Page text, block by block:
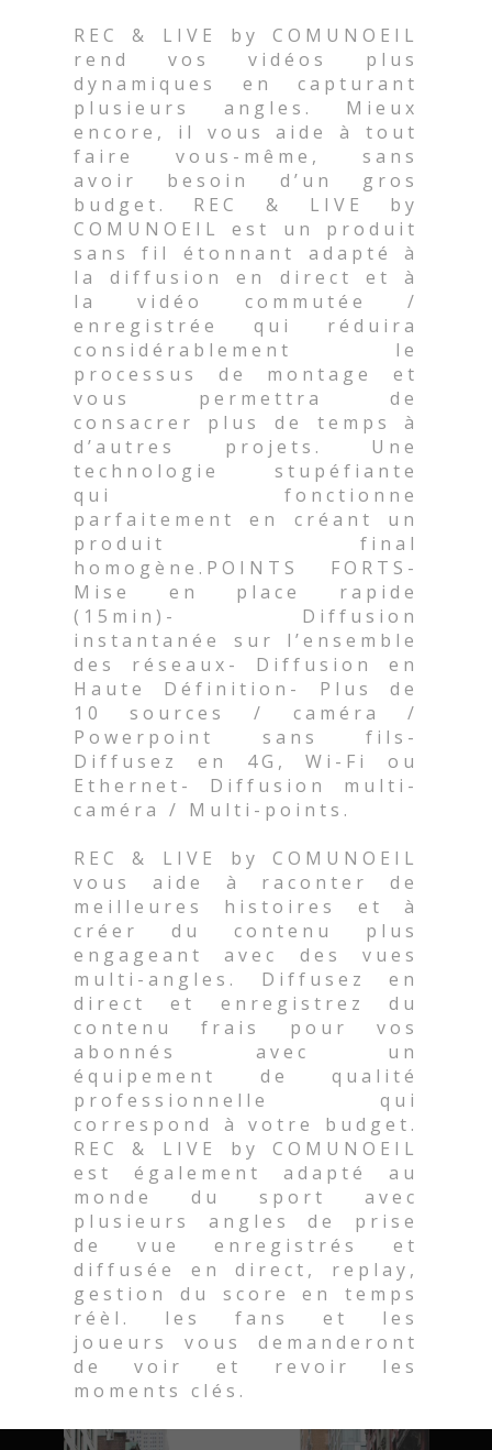
REC & LIVE by COMUNOEIL
rend vos vidéos plus
dynamiques en capturant
plusieurs angles. Mieux
encore, il vous aide à tout
faire vous-même, sans
avoir besoin d’un gros
budget. REC & LIVE by
COMUNOEIL est un produit
sans fil étonnant adapté à
la diffusion en direct et à
la vidéo commutée /
enregistrée qui réduira
considérablement le
processus de montage et
vous permettra de
consacrer plus de temps à
d’autres projets. Une
technologie stupéfiante
qui fonctionne
parfaitement en créant un
produit final
homogène.POINTS FORTS-
Mise en place rapide
(15min)- Diffusion
instantanée sur l’ensemble
des réseaux- Diffusion en
Haute Définition- Plus de
10 sources / caméra /
Powerpoint sans fils-
Diffusez en 4G, Wi-Fi ou
Ethernet- Diffusion multi-
caméra / Multi-points.
REC & LIVE by COMUNOEIL
vous aide à raconter de
meilleures histoires et à
créer du contenu plus
engageant avec des vues
multi-angles. Diffusez en
direct et enregistrez du
contenu frais pour vos
abonnés avec un
équipement de qualité
professionnelle qui
correspond à votre budget.
REC & LIVE by COMUNOEIL
est également adapté au
monde du sport avec
plusieurs angles de prise
de vue enregistrés et
diffusée en direct, replay,
gestion du score en temps
réèl. les fans et les
joueurs vous demanderont
de voir et revoir les
moments clés.